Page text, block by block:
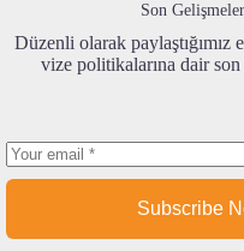
Son
Düzenli olarak
vize politikalarına dair
Subscribe